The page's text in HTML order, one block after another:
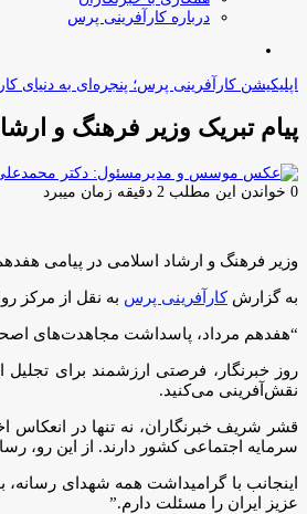
درباره کارآفرینی پرس
اپلیکیشن کارآفرینی پرس؛ پنجره‌ای به دنیای
پیام تبریک وزیر فرهنگ و ارشاد اسلامی به
0 خواندن این مطلب 2 دقیقه زمان میبرد
وزیر فرهنگ و ارشاد اسلامی در پیامی
به گزارشکارآفرینی پرس به نقل از مرکز
“هفدهم مرداد، پاسداشت مجاهدت‌های
روز خبرنگار، فرصتی ارزشمند برای
نقش‌آفرینی می‌کنید.
قشر شریف خبرنگاران، نه‌ تنها در انعکاس
سرمایه اجتماعی کشور دارند. از این رو،
اینجانب با گرامیداشت همه شهدای رسانه،
عزیز ایران را مسئلت دارم.”